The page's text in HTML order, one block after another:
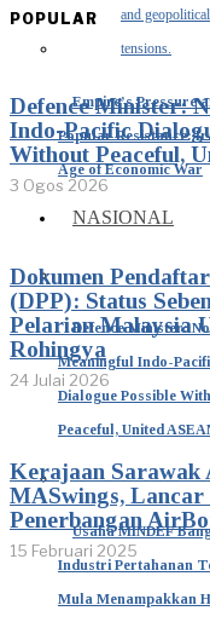
Empire’s Pressure
Popular Resistance:
Age of Economic War
NASIONAL
Defence Minister: No
Meaningful Indo-
Dialogue Possible
Peaceful, United
Usaha MINDEF
Industri Pertahanan
Mula Menampakkan
POPULAR
Defence Minister:
Indo-Pacific
Without Peaceful,
3 Ogos 2026
Dokumen
(DPP): Status
Pelarian Malaysia
Rohingya
24 Julai 2026
Kerajaan Sarawak
MASwings,
Penerbangan
15 Februari 2025